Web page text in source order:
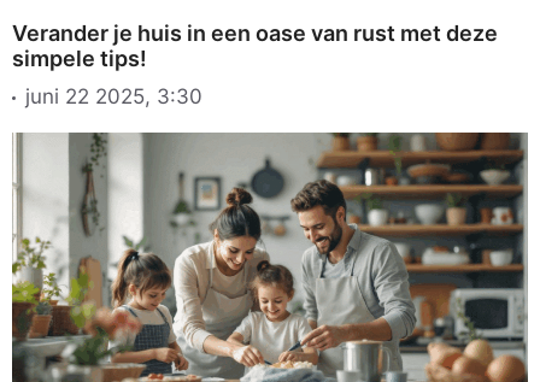
Verander je huis in een oase van rust met deze
simpele tips!
juni 22 2025, 3:30